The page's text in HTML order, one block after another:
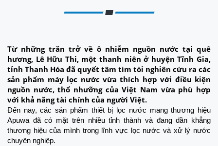
Từ những trăn trở về ô nhiễm nguồn nước tại quê
hương, Lê Hữu Thi, một thanh niên ở huyện Tĩnh Gia,
tỉnh Thanh Hóa đã quyết tâm tìm tòi nghiên cứu ra các
sản phẩm máy lọc nước vừa thích hợp với điều kiện
nguồn nước, thổ nhưỡng của Việt Nam vừa phù hợp
với khả năng tài chính của người Việt.
Đến nay, các sản phẩm thiết bị lọc nước mang thương hiệu
Apuwa đã có mặt trên nhiều tỉnh thành và đang dần khẳng
thương hiệu của mình trong lĩnh vực lọc nước và xử lý nước
chuyên nghiệp.